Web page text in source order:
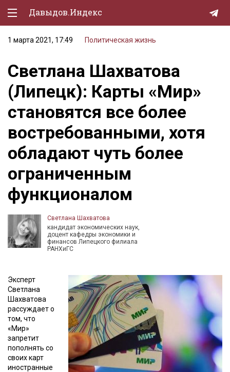
Давыдов.Индекс
Политическая жизнь
Экономика
Природа
Образование
Спорт
Культура
Lifestyle
Мурзилка
1 марта 2021, 17:49 Политическая жизнь
Светлана Шахватова
(Липецк): Карты «Мир»
становятся все более
востребованными, хотя
обладают чуть более
ограниченным
функционалом
Светлана Шахватова
кандидат экономических наук,
доцент кафедры экономики и
финансов Липецкого филиала
РАНХиГС
Эксперт
Светлана
Шахватова
рассуждает о
том, что
«Мир»
запретит
пополнять со
своих карт
иностранные